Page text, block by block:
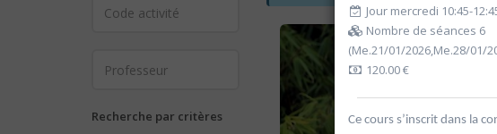
Recherche par critères
Jour mercredi 10:45-
Nombre de séances 6
(Me.21/01/2026,Me.28/01/
120.00 €
Ce cours s’inscrit dans la